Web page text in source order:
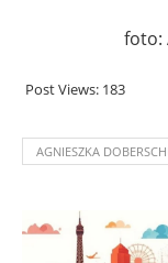
foto:
Post Views: 183
AGNIESZKA